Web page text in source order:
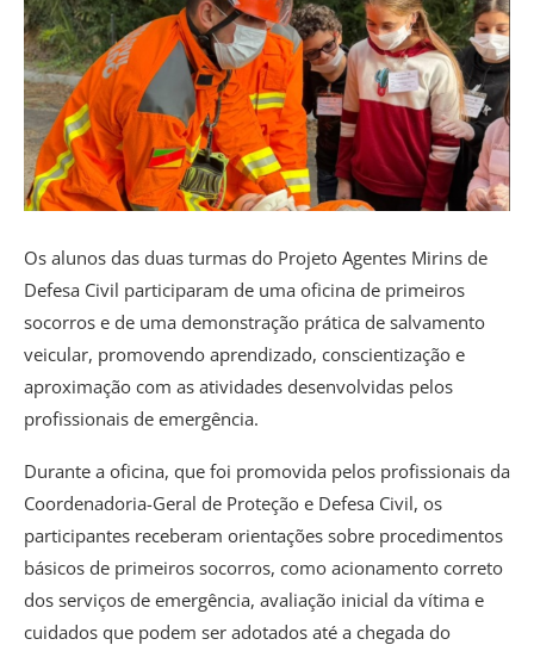
Os alunos das duas turmas do Projeto Agentes Mirins de
Defesa Civil participaram de uma oficina de primeiros
socorros e de uma demonstração prática de salvamento
veicular, promovendo aprendizado, conscientização e
aproximação com as atividades desenvolvidas pelos
profissionais de emergência.
Durante a oficina, que foi promovida pelos profissionais da
Coordenadoria-Geral de Proteção e Defesa Civil, os
participantes receberam orientações sobre procedimentos
básicos de primeiros socorros, como acionamento correto
dos serviços de emergência, avaliação inicial da vítima e
cuidados que podem ser adotados até a chegada do